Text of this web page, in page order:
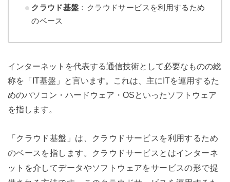
クラウド基盤 ：クラウドサービスを利用するため
のベース
インターネットを代表する通信技術として必要なものの総
称を「IT基盤」と言います。これは、主にITを運用するた
めのパソコン・ハードウェア・OSといったソフトウェア
を指します。
「クラウド基盤」は、クラウドサービスを利用するため
のベースを指します。クラウドサービスとはインターネ
ットを介してデータやソフトウェアをサービスの形で提